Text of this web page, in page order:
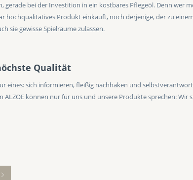
gerade bei der Investition in ein kostbares Pflegeöl. Denn wer
hochqualitatives Produkt einkauft, noch derjenige, der zu
sie gewisse Spielräume zulassen.
Qualität
eines: sich informieren, fleißig nachhaken und
ALZOE können nur für uns und unsere Produkte sprechen: